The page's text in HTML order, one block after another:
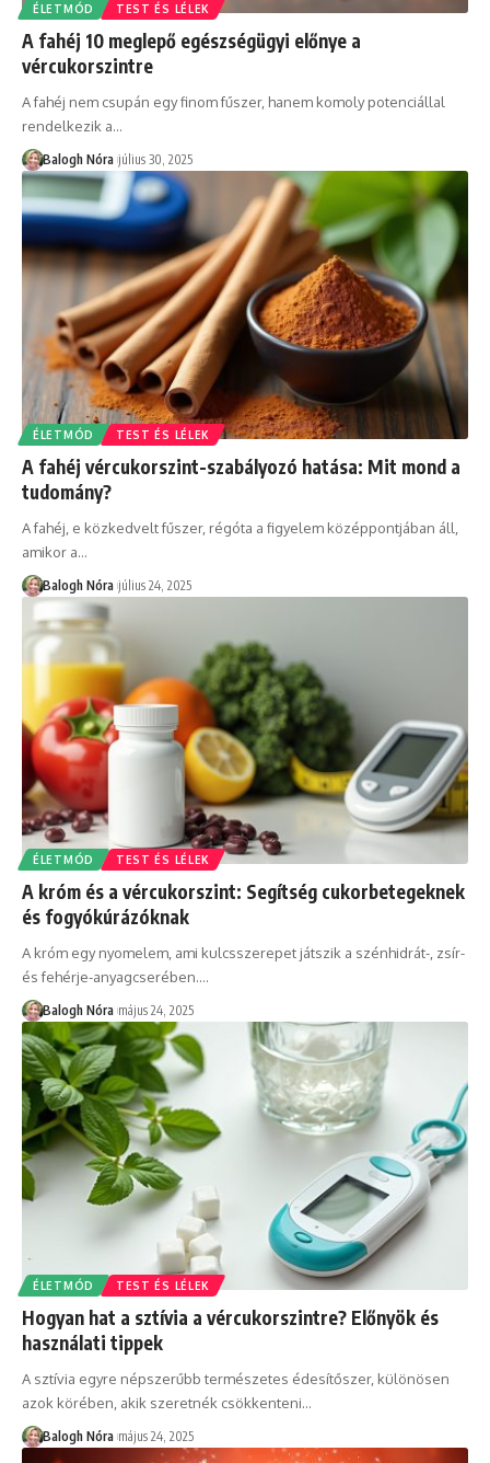
ÉLETMÓD TEST ÉS LÉLEK
A fahéj 10 meglepő egészségügyi előnye a
vércukorszintre
A fahéj nem csupán egy finom fűszer, hanem komoly potenciállal
rendelkezik a…
Balogh Nóra július 30, 2025
ÉLETMÓD TEST ÉS LÉLEK
A fahéj vércukorszint-szabályozó hatása: Mit mond a
tudomány?
A fahéj, e közkedvelt fűszer, régóta a figyelem középpontjában áll,
amikor a…
Balogh Nóra július 24, 2025
ÉLETMÓD TEST ÉS LÉLEK
A króm és a vércukorszint: Segítség cukorbetegeknek
és fogyókúrázóknak
A króm egy nyomelem, ami kulcsszerepet játszik a szénhidrát-, zsír-
és fehérje-anyagcserében.…
Balogh Nóra május 24, 2025
ÉLETMÓD TEST ÉS LÉLEK
Hogyan hat a sztívia a vércukorszintre? Előnyök és
használati tippek
A sztívia egyre népszerűbb természetes édesítőszer, különösen
azok körében, akik szeretnék csökkenteni…
Balogh Nóra május 24, 2025